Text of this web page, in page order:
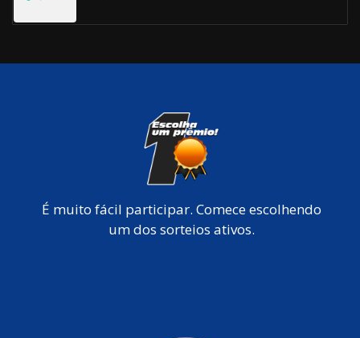
É muito fácil participar. Comece escolhendo
um dos sorteios ativos.